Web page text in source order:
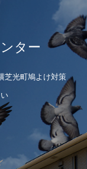
ター
芝光町鳩よけ対策